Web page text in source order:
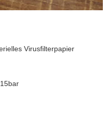
Virusfilterpapier
15bar